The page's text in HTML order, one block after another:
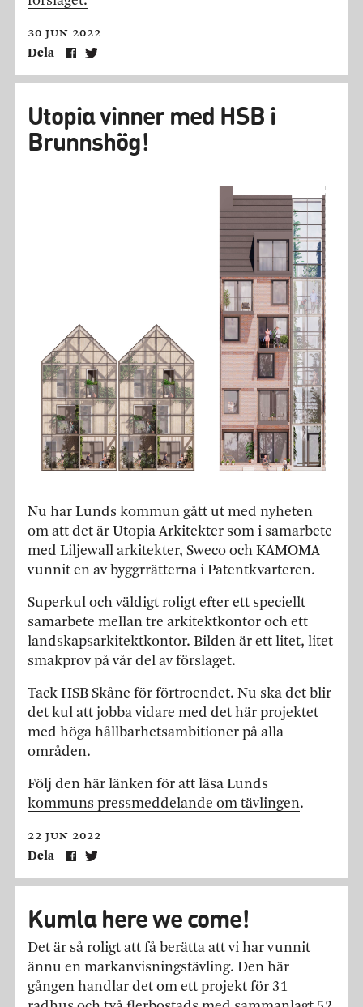
30 jun 2022
Dela
Utopia vinner med HSB i
Brunnshög!
Nu har Lunds kommun gått ut med nyheten
om att det är Utopia Arkitekter som i samarbete
med Liljewall arkitekter, Sweco och KAMOMA
vunnit en av byggrrätterna i Patentkvarteren.
Superkul och väldigt roligt efter ett speciellt
samarbete mellan tre arkitektkontor och ett
landskapsarkitektkontor. Bilden är ett litet, litet
smakprov på vår del av förslaget.
Tack HSB Skåne för förtroendet. Nu ska det blir
det kul att jobba vidare med det här projektet
med höga hållbarhetsambitioner på alla
områden.
Följ den här länken för att läsa Lunds
kommuns pressmeddelande om tävlingen.
22 jun 2022
Dela
Kumla here we come!
Det är så roligt att få berätta att vi har vunnit
ännu en markanvisningstävling. Den här
gången handlar det om ett projekt för 31